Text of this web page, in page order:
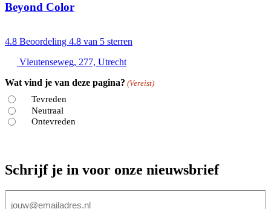
Beyond Color
4.8 Beoordeling 4.8 van 5 sterren
Vleutenseweg, 277, Utrecht
Wat vind je van deze pagina? (Vereist)
Tevreden
Neutraal
Ontevreden
Schrijf je in voor onze nieuwsbrief
mailadres